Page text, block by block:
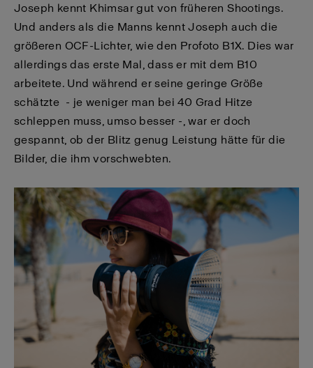
Joseph kennt Khimsar gut von früheren Shootings.
Und anders als die Manns kennt Joseph auch die
größeren OCF-Lichter, wie den Profoto B1X. Dies war
allerdings das erste Mal, dass er mit dem B10
arbeitete. Und während er seine geringe Größe
schätzte - je weniger man bei 40 Grad Hitze
schleppen muss, umso besser -, war er doch
gespannt, ob der Blitz genug Leistung hätte für die
Bilder, die ihm vorschwebten.